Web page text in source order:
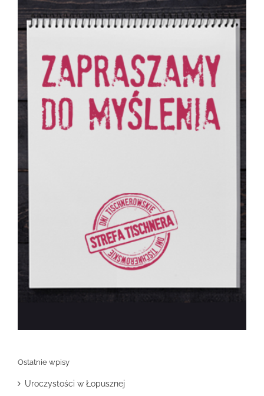
Ostatnie wpisy
Uroczystości w Łopusznej